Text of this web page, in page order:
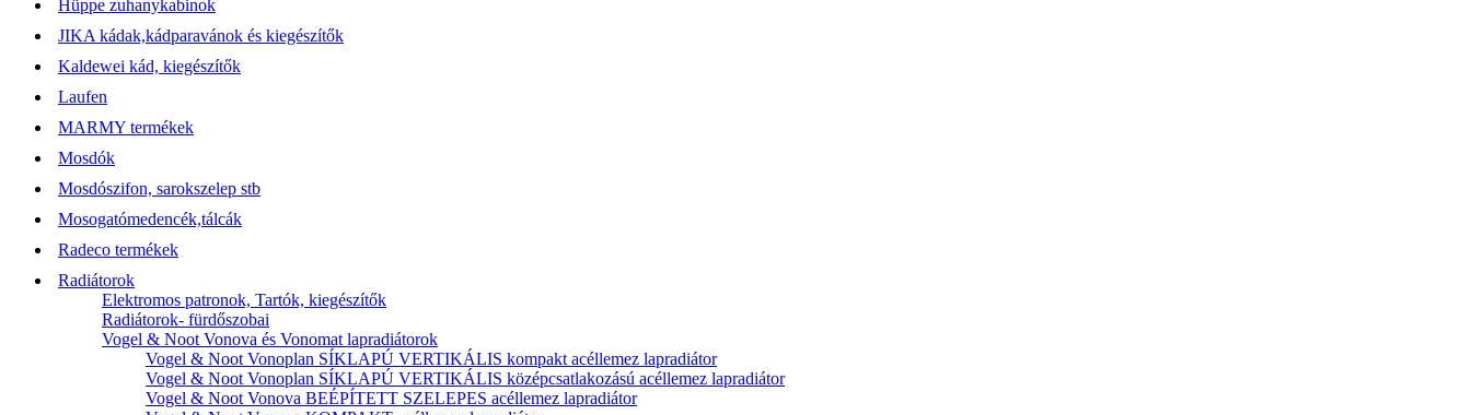
Hüppe zuhanykabinok
JIKA kádak,kádparavánok és kiegészítők
Kaldewei kád, kiegészítők
Laufen
MARMY termékek
Mosdók
Mosdószifon, sarokszelep stb
Mosogatómedencék,tálcák
Radeco termékek
Radiátorok
Elektromos patronok, Tartók, kiegészítők
Radiátorok- fürdőszobai
Vogel & Noot Vonova és Vonomat lapradiátorok
Vogel & Noot Vonoplan SÍKLAPÚ VERTIKÁLIS kompakt acéllemez lapradiátor
Vogel & Noot Vonoplan SÍKLAPÚ VERTIKÁLIS középcsatlakozású acéllemez lapradiátor
Vogel & Noot Vonova BEÉPÍTETT SZELEPES acéllemez lapradiátor